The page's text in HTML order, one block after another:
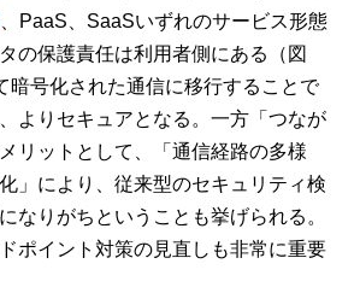
、PaaS、SaaSいずれのサービス形態
の保護責任は利用者側にある（図
暗号化された通信に移行することで
よりセキュアとなる。一方「つなが
リットとして、「通信経路の多様
」により、従来型のセキュリティ検
なりがちということも挙げられる。
ポイント対策の見直しも非常に重要